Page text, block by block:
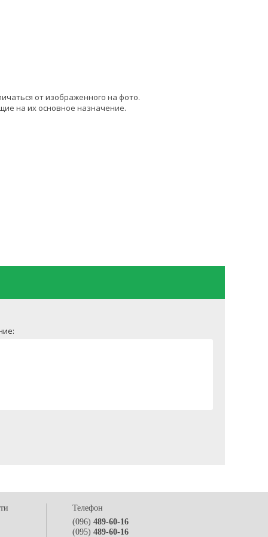
от изображенного на фото.
на их основное назначение.
Телефон
(096) 489-60-16
(095) 489-60-16